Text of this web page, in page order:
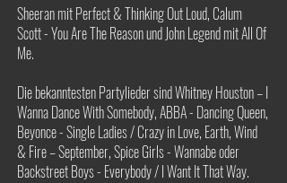
Sheeran mit Perfect & Thinking Out Loud, Calum
Scott - You Are The Reason und John Legend mit All Of
Me.
Die bekanntesten Partylieder sind Whitney Houston – I
Wanna Dance With Somebody, ABBA - Dancing Queen,
Beyonce - Single Ladies / Crazy in Love, Earth, Wind
& Fire – September, Spice Girls - Wannabe oder
Backstreet Boys - Everybody / I Want It That Way.